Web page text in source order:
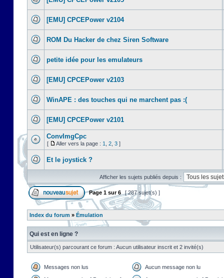
[EMU] CPCEPower v2104
ROM Du Hacker de chez Siren Software
petite idée pour les emulateurs
[EMU] CPCEPower v2103
WinAPE : des touches qui ne marchent pas :(
[EMU] CPCEPower v2101
ConvImgCpc
[ Aller vers la page : 1 2 3 ]
Et le joystick ?
Afficher les sujets publiés depuis :
Page 1 sur6 [ 287 sujet(s) ]
Index du forum » Émulation
Qui est en ligne ?
Utilisateur(s) parcourant ce forum : Aucun utilisateur inscrit et 2 invité(s)
Messages non lus Aucun message non lu